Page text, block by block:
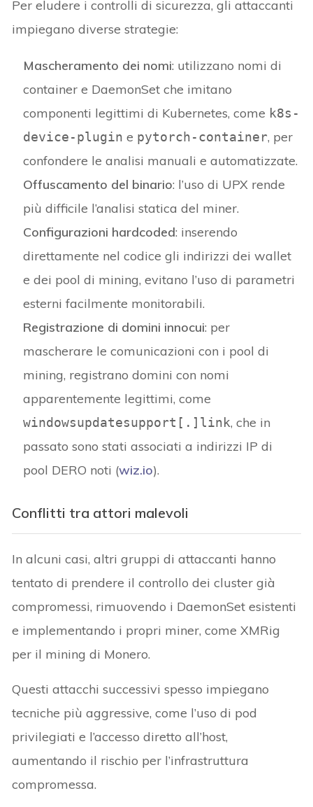
Per eludere i controlli di sicurezza, gli attaccanti
impiegano diverse strategie:
Mascheramento dei nomi: utilizzano nomi di
container e DaemonSet che imitano
componenti legittimi di Kubernetes, come k8s-
device-plugin e pytorch-container, per
confondere le analisi manuali e automatizzate.
Offuscamento del binario: l’uso di UPX rende
più difficile l’analisi statica del miner.
Configurazioni hardcoded: inserendo
direttamente nel codice gli indirizzi dei wallet
e dei pool di mining, evitano l’uso di parametri
esterni facilmente monitorabili.
Registrazione di domini innocui: per
mascherare le comunicazioni con i pool di
mining, registrano domini con nomi
apparentemente legittimi, come
windowsupdatesupport[.]link, che in
passato sono stati associati a indirizzi IP di
pool DERO noti (wiz.io).
Conflitti tra attori malevoli
In alcuni casi, altri gruppi di attaccanti hanno
tentato di prendere il controllo dei cluster già
compromessi, rimuovendo i DaemonSet esistenti
e implementando i propri miner, come XMRig
per il mining di Monero.
Questi attacchi successivi spesso impiegano
tecniche più aggressive, come l’uso di pod
privilegiati e l’accesso diretto all’host,
aumentando il rischio per l’infrastruttura
compromessa.